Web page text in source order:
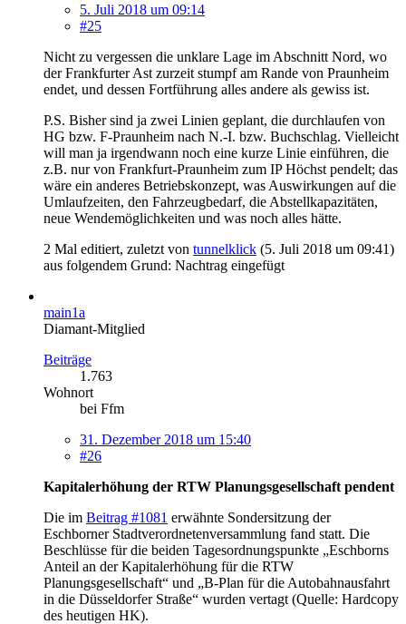
5. Juli 2018 um 09:14
#25
Nicht zu vergessen die unklare Lage im Abschnitt Nord, wo
der Frankfurter Ast zurzeit stumpf am Rande von Praunheim
endet, und dessen Fortführung alles andere als gewiss ist.
P.S. Bisher sind ja zwei Linien geplant, die durchlaufen von
HG bzw. F-Praunheim nach N.-I. bzw. Buchschlag. Vielleicht
will man ja irgendwann noch eine kurze Linie einführen, die
z.B. nur von Frankfurt-Praunheim zum IP Höchst pendelt; das
wäre ein anderes Betriebskonzept, was Auswirkungen auf die
Umlaufzeiten, den Fahrzeugbedarf, die Abstellkapazitäten,
neue Wendemöglichkeiten und was noch alles hätte.
2 Mal editiert, zuletzt von tunnelklick (5. Juli 2018 um 09:41)
aus folgendem Grund: Nachtrag eingefügt
main1a
Diamant-Mitglied
Beiträge
1.763
Wohnort
bei Ffm
31. Dezember 2018 um 15:40
#26
Kapitalerhöhung der RTW Planungsgesellschaft pendent
Die im Beitrag #1081 erwähnte Sondersitzung der
Eschborner Stadtverordnetenversammlung fand statt. Die
Beschlüsse für die beiden Tagesordnungspunkte „Eschborns
Anteil an der Kapitalerhöhung für die RTW
Planungsgesellschaft“ und „B-Plan für die Autobahnausfahrt
in die Düsseldorfer Straße“ wurden vertagt (Quelle: Hardcopy
des heutigen HK).